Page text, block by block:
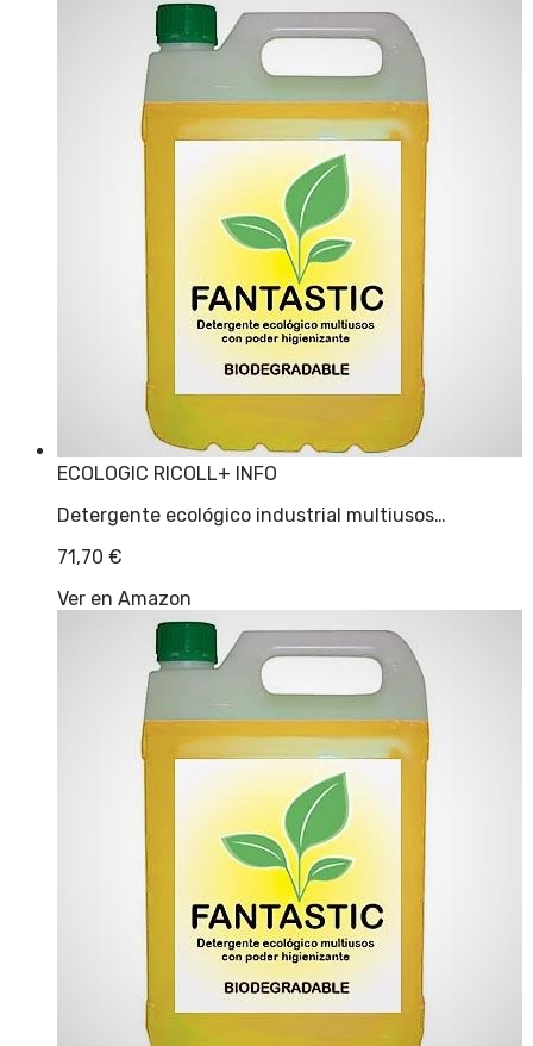
ECOLOGIC RICOLL+ INFO
Detergente ecológico industrial multiusos…
71,70 €
Ver en Amazon